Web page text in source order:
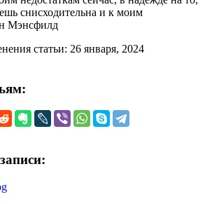
снисходительна и к моим
Мэнсфилд
статьи: 26 января, 2024